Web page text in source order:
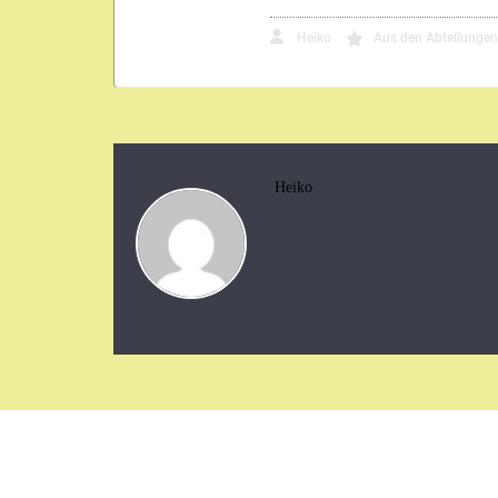
Heiko Aus den Abteilungen
Heiko